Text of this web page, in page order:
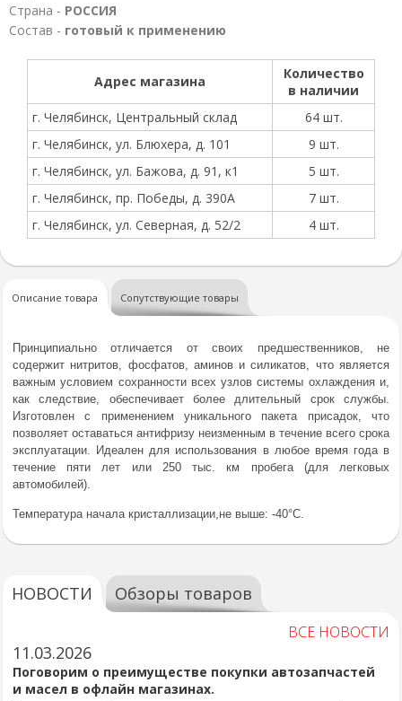
Страна - РОССИЯ
Состав - готовый к применению
Адрес магазина
Количество
в наличии
г. Челябинск, Центральный склад
64 шт.
г. Челябинск, ул. Блюхера, д. 101
9 шт.
г. Челябинск, ул. Бажова, д. 91, к1
5 шт.
г. Челябинск, пр. Победы, д. 390А
7 шт.
г. Челябинск, ул. Северная, д. 52/2
4 шт.
Описание товара Сопутствующие товары
Принципиально отличается от своих предшественников, не
содержит нитритов, фосфатов, аминов и силикатов, что является
важным условием сохранности всех узлов системы охлаждения и,
как следствие, обеспечивает более длительный срок службы.
Изготовлен с применением уникального пакета присадок, что
позволяет оставаться антифризу неизменным в течение всего срока
эксплуатации. Идеален для использования в любое время года в
течение пяти лет или 250 тыс. км пробега (для легковых
автомобилей).
Температура начала кристаллизации,не выше: -40°С.
НОВОСТИ Обзоры товаров
ВСЕ НОВОСТИ
11.03.2026
Поговорим о преимуществе покупки автозапчастей
и масел в офлайн магазинах.